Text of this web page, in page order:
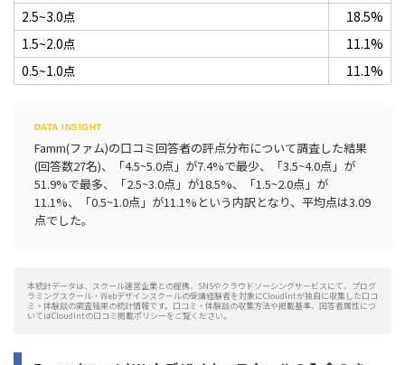
2.5~3.0点
18.5%
1.5~2.0点
11.1%
0.5~1.0点
11.1%
Famm(ファム)の口コミ回答者の評点分布について調査した結果
(回答数27名)、「4.5~5.0点」が7.4%で最少、「3.5~4.0点」が
51.9%で最多、「2.5~3.0点」が18.5%、「1.5~2.0点」が
11.1%、「0.5~1.0点」が11.1%という内訳となり、平均点は3.09
点でした。
本統計データは、スクール運営企業との提携、SNSやクラウドソーシングサービスにて、プログ
ラミングスクール・Webデザインスクールの受講経験者を対象にCloudIntが独自に収集した口コ
ミ・体験談の調査結果の統計情報です。口コミ・体験談の収集方法や掲載基準、回答者属性につ
いてはCloudIntの口コミ掲載ポリシーをご覧ください。